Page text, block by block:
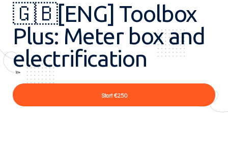
🇬🇧[ENG] Toolbox
Plus: Meter box and
electrification
Start €250